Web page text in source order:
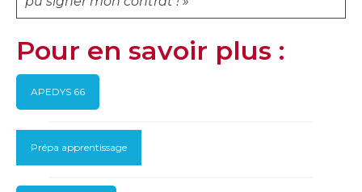
Pour en savoir plus :
APEDYS 66
Prépa apprentissage